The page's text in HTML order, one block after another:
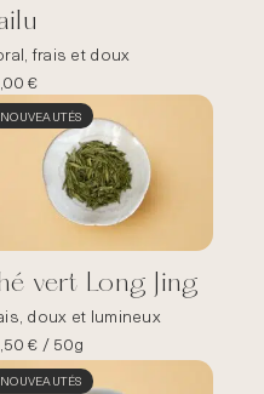
frais et doux
€
NOUVEAUTÉS
vert Long Jing
doux et lumineux
€ / 50g
NOUVEAUTÉS